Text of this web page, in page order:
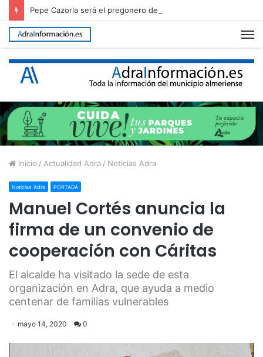
Pepe Cazorla será el pregonero de la Feria de Adra 2026
Inicio / Actualidad Adra / Noticias Adra
Noticias Adra PORTADA
Manuel Cortés anuncia la
firma de un convenio de
cooperación con Cáritas
El alcalde ha visitado la sede de esta
organización en Adra, que ayuda a medio
centenar de familias vulnerables
mayo 14, 2020 0